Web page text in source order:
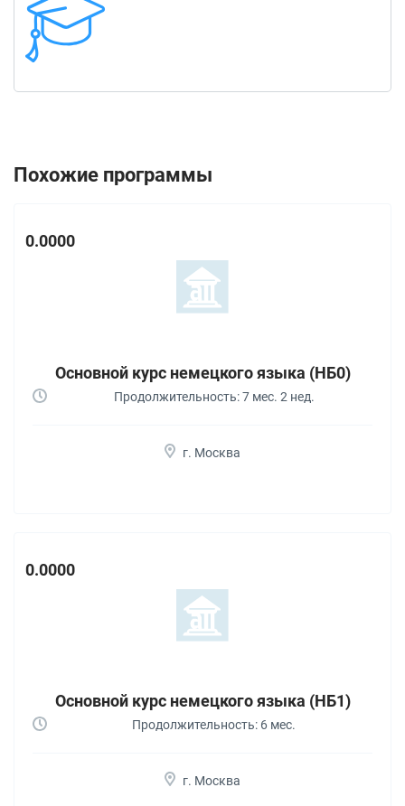
Похожие программы
0.0000
Основной курс немецкого языка (НБ0)
Продолжительность: 7 мес. 2 нед.
г. Москва
0.0000
Основной курс немецкого языка (НБ1)
Продолжительность: 6 мес.
г. Москва